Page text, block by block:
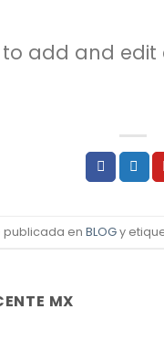
to add and
publicada en BLOGy
MX